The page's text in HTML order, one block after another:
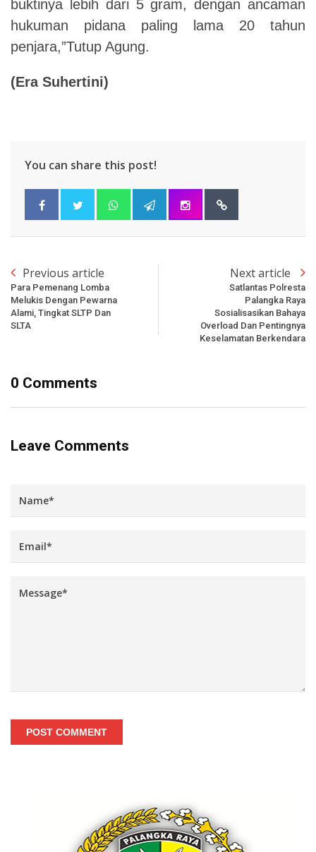
buktinya lebih dari 5 gram, dengan ancaman
hukuman pidana paling lama 20 tahun
penjara,”Tutup Agung.
(Era Suhertini)
You can share this post!
Previous article
Para Pemenang Lomba
Melukis Dengan Pewarna
Alami, Tingkat SLTP Dan
SLTA
Next article
Satlantas Polresta
Palangka Raya
Sosialisasikan Bahaya
Overload Dan Pentingnya
Keselamatan Berkendara
0 Comments
Leave Comments
POST COMMENT